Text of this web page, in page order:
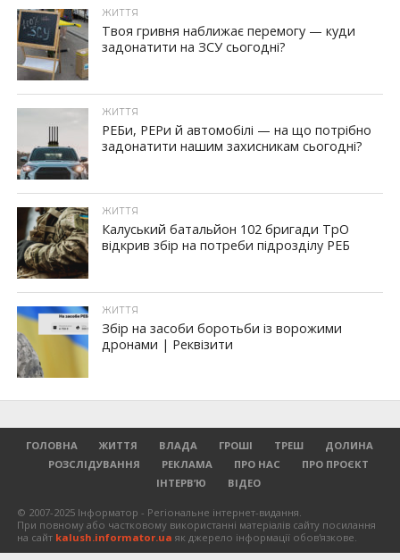
ЖИТТЯ
Твоя гривня наближає перемогу — куди
задонатити на ЗСУ сьогодні?
ЖИТТЯ
РЕБи, РЕРи й автомобілі — на що потрібно
задонатити нашим захисникам сьогодні?
ЖИТТЯ
Калуський батальйон 102 бригади ТрО
відкрив збір на потреби підрозділу РЕБ
ЖИТТЯ
Збір на засоби боротьби із ворожими
дронами | Реквізити
ГОЛОВНА ЖИТТЯ ВЛАДА ГРОШІ ТРЕШ
ДОЛИНА
РОЗСЛІДУВАННЯ
РЕКЛАМА ПРО НАС
ПРО ПРОЄКТ
ІНТЕРВ’Ю
ВІДЕО
© 2007-2025 Інформатор - Регіональне інтернет-видання.
При повному або частковому використанні матеріалів сайту посилання
на сайт kalush.informator.ua як джерело інформації обов'язкове.